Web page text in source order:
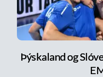
Þýskaland og